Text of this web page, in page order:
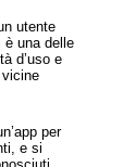
utente
è una delle
d’uso e
per
e si